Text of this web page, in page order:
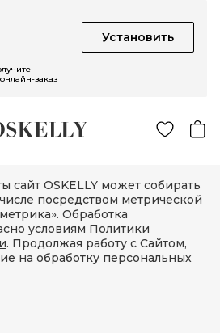
Установить
заказ
сайт OSKELLY может собирать
посредством метрической
Обработка
условиям Политики
. Продолжая работу с Сайтом,
на обработку персональных